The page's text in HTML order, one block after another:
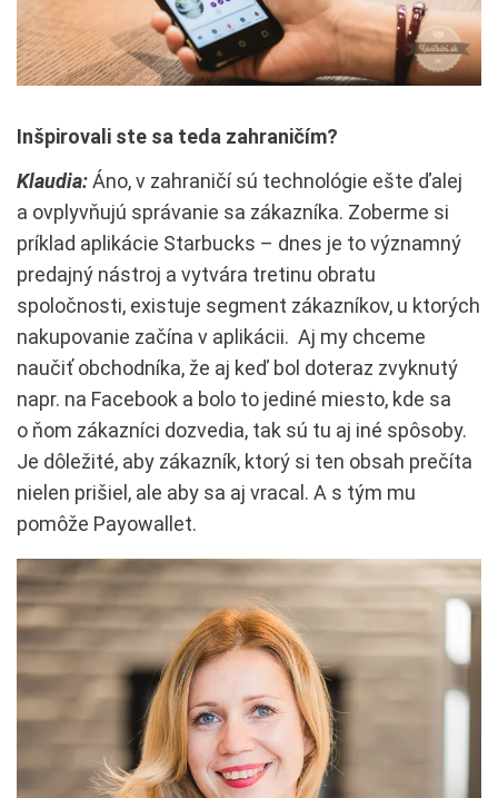
Inšpirovali ste sa teda zahraničím?
Klaudia:Áno, v zahraničí sú technológie ešte ďalej
a ovplyvňujú správanie sa zákazníka. Zoberme si
príklad aplikácie Starbucks – dnes je to významný
predajný nástroj a vytvára tretinu obratu
spoločnosti, existuje segment zákazníkov, u ktorých
nakupovanie začína v aplikácii. Aj my chceme
naučiť obchodníka, že aj keď bol doteraz zvyknutý
napr. na Facebook a bolo to jediné miesto, kde sa
o ňom zákazníci dozvedia, tak sú tu aj iné spôsoby.
Je dôležité, aby zákazník, ktorý si ten obsah prečíta
nielen prišiel, ale aby sa aj vracal. A s tým mu
pomôže Payowallet.